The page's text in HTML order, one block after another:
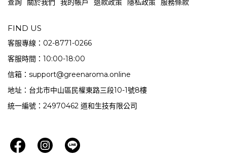
查詢 關於我們 我的帳戶 退款政策 隱私政策 服務條款
FIND US
客服專線：02-8771-0266
客服時間：10:00-18:00
信箱：support@greenaroma.online
地址：台北市中山區民權東路三段10-1號8樓
統一編號：24970462 道和生技有限公司